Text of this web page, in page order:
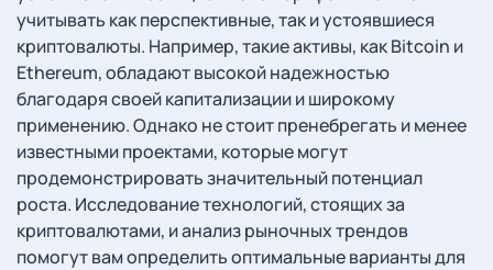
учитывать как перспективные, так и устоявшиеся
криптовалюты. Например, такие активы, как Bitcoin и
Ethereum, обладают высокой надежностью
благодаря своей капитализации и широкому
применению. Однако не стоит пренебрегать и менее
известными проектами, которые могут
продемонстрировать значительный потенциал
роста. Исследование технологий, стоящих за
криптовалютами, и анализ рыночных трендов
помогут вам определить оптимальные варианты для